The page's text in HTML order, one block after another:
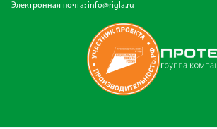
Электронная почта: info@rigla.ru